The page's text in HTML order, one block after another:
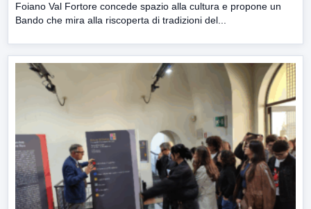
Foiano Val Fortore concede spazio alla cultura e propone un
Bando che mira alla riscoperta di tradizioni del...